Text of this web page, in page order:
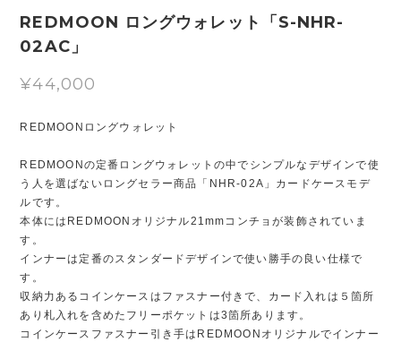
REDMOON ロングウォレット「S-NHR-
02AC」
¥44,000
REDMOONロングウォレット
REDMOONの定番ロングウォレットの中でシンプルなデザインで使
う人を選ばないロングセラー商品「NHR-02A」カードケースモデ
ルです。
本体にはREDMOONオリジナル21mmコンチョが装飾されていま
す。
インナーは定番のスタンダードデザインで使い勝手の良い仕様で
す。
収納力あるコインケースはファスナー付きで、カード入れは５箇所
あり札入れを含めたフリーポケットは3箇所あります。
コインケースファスナー引き手はREDMOONオリジナルでインナー